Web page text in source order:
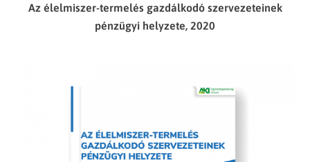
Az élelmiszer-termelés gazdálkodó szervezeteinek
pénzügyi helyzete, 2020